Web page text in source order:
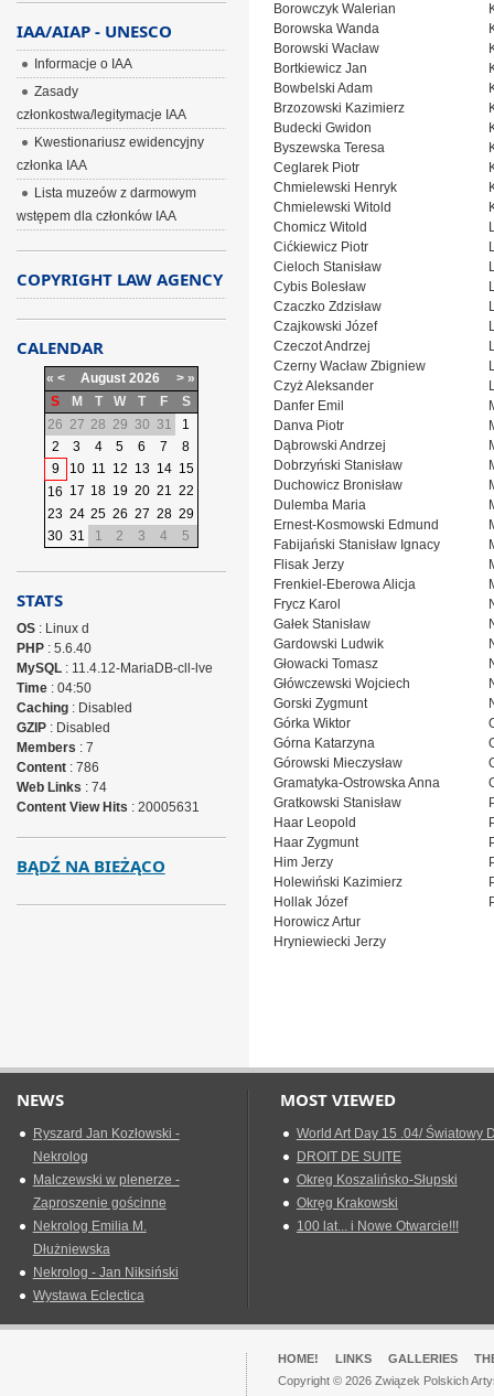
Borowczyk Walerian
Borowska Wanda
Borowski Wacław
Bortkiewicz Jan
Bowbelski Adam
Brzozowski Kazimierz
Budecki Gwidon
Byszewska Teresa
Ceglarek Piotr
Chmielewski Henryk
Chmielewski Witold
Chomicz Witold
Cićkiewicz Piotr
Cieloch Stanisław
Cybis Bolesław
Czaczko Zdzisław
Czajkowski Józef
Czeczot Andrzej
Czerny Wacław Zbigniew
Czyż Aleksander
Danfer Emil
Danva Piotr
Dąbrowski Andrzej
Dobrzyński Stanisław
Duchowicz Bronisław
Dulemba Maria
Ernest-Kosmowski Edmund
Fabijański Stanisław Ignacy
Flisak Jerzy
Frenkiel-Eberowa Alicja
Frycz Karol
Gałek Stanisław
Gardowski Ludwik
Głowacki Tomasz
Główczewski Wojciech
Gorski Zygmunt
Górka Wiktor
Górna Katarzyna
Górowski Mieczysław
Gramatyka-Ostrowska Anna
Gratkowski Stanisław
Haar Leopold
Haar Zygmunt
Him Jerzy
Holewiński Kazimierz
Hollak Józef
Horowicz Artur
Hryniewiecki Jerzy
IAA/AIAP - UNESCO
Informacje o IAA
Zasady
członkostwa/legitymacje IAA
Kwestionariusz ewidencyjny
członka IAA
Lista muzeów z darmowym
wstępem dla członków IAA
COPYRIGHT LAW AGENCY
CALENDAR
« < August 2026 > »
S
M T W T F
S
26 27 28 29 30 31
1
2
3 4 5 6 7
8
9
10 11 12 13 14 15
16 17 18 19 20 21 22
23 24 25 26 27 28 29
30 31 1 2 3 4 5
STATS
OS: Linux d
PHP: 5.6.40
MySQL: 11.4.12-MariaDB-cll-lve
Time: 04:50
Caching: Disabled
GZIP: Disabled
Members : 7
Content: 786
Web Links : 74
Content View Hits : 20005631
BĄDŹ NA BIEŻĄCO
NEWS
Ryszard Jan Kozłowski -
Nekrolog
Malczewski w plenerze -
Zaproszenie gościnne
Nekrolog Emilia M.
Dłużniewska
Nekrolog - Jan Niksiński
Wystawa Eclectica
MOST VIEWED
World Art Day 15 .04/ Światowy
DROIT DE SUITE
Okreg Koszalińsko-Słupski
Okręg Krakowski
100 lat... i Nowe Otwarcie!!!
HOME! LINKS GALLERIES
Copyright © 2026 Związek Polskich